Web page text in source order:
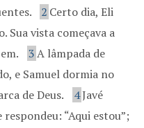
2 Certo dia, Eli
Sua vista começava a
3A lâmpada de
e Samuel dormia no
de Deus.
4Javé
respondeu: “Aqui estou”;